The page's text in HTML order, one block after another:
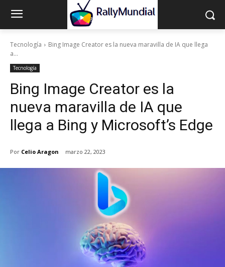
Tecnología
Bing Image Creator es la nueva maravilla de IA que llega
a...
Tecnología
Bing Image Creator es la
nueva maravilla de IA que
llega a Bing y Microsoft’s Edge
Por Celio Aragon marzo 22, 2023